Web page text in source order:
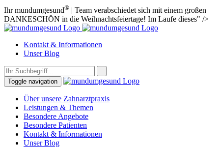
Ihr mundumgesund® | Team verabschiedet sich mit einem großen
DANKESCHÖN in die Weihnachtsfeiertage! Im Laufe dieses" />
Kontakt & Informationen
Unser Blog
Toggle navigation
Über unsere Zahnarztpraxis
Leistungen & Themen
Besondere Angebote
Besondere Patienten
Kontakt & Informationen
Unser Blog